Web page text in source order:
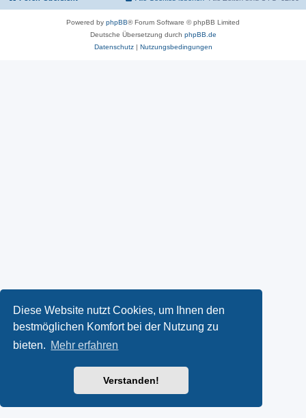
Diese Website nutzt Cookies, um Ihnen den
bestmöglichen Komfort bei der Nutzung zu
bieten. Mehr erfahren
Verstanden!
Powered by phpBB® Forum Software © phpBB Limited
Deutsche Übersetzung durch phpBB.de
Datenschutz| Nutzungsbedingungen